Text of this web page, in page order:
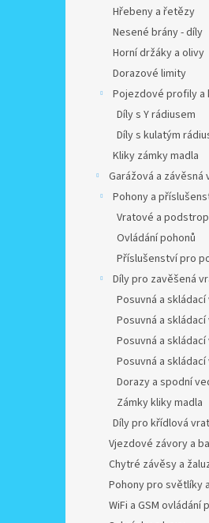
Hřebeny a řetězy
Nesené brány - díly
Horní držáky a olivy
Dorazové limity
Pojezdové profily a
Díly s Y rádiusem
Díly s kulatým
Kliky zámky madla
Garážová a závěsná
Pohony a
Vratové a
Ovládání pohonů
Příslušenství pro
Díly pro zavěšená
Posuvná a
Posuvná a
Posuvná a
Posuvná a
Dorazy a spodní
Zámky kliky madla
Díly pro křídlová
Vjezdové závory a
Chytré závěsy a
Pohony pro světlíky
WiFi a GSM ovládání